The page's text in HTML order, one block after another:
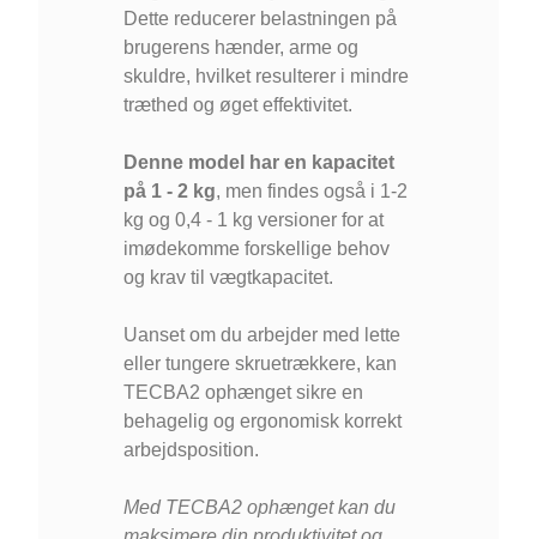
Dette reducerer belastningen på
brugerens hænder, arme og
skuldre, hvilket resulterer i mindre
træthed og øget effektivitet.
Denne model har en kapacitet
på 1 - 2 kg, men findes også i 1-2
kg og 0,4 - 1 kg versioner for at
imødekomme forskellige behov
og krav til vægtkapacitet.
Uanset om du arbejder med lette
eller tungere skruetrækkere, kan
TECBA2 ophænget sikre en
behagelig og ergonomisk korrekt
arbejdsposition.
Med TECBA2 ophænget kan du